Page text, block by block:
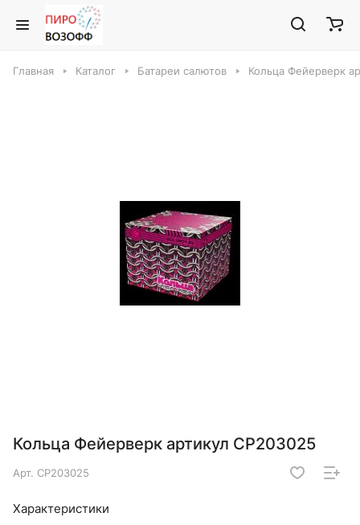
Главная Каталог Батареи салютов Кольца Фейерверк
Кольца Фейерверк артикул CP203025
Арт. CP203025
Характеристики